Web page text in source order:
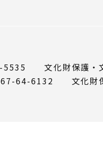
5535 文化財保護・
64-6132 文化財